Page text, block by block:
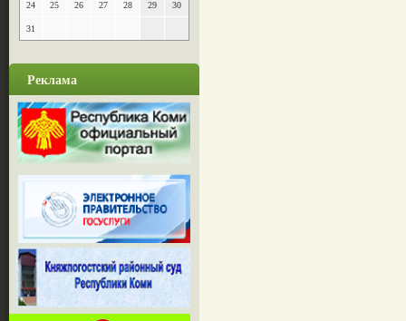
24 25 26 27 28 29 30
31
Реклама